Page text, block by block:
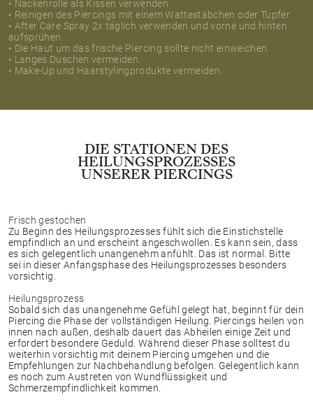
• Nackenrolle als Kissen verwenden.
• Reinigen des Piercings mit einem Wattestäbchen oder Tupfer.
• After Care Spray 2x täglich verwenden und vorne und hinten
aufsprühen.
• Die Haut um das frische Piercing sollte nicht einweichen.
• Langes Duschen vermeiden.
• Make-Up und Haarstylingprodukte vermeiden.
DIE STATIONEN DES
HEILUNGSPROZESSES
UNSERER PIERCINGS
Frisch gestochen
Zu Beginn des Heilungsprozesses fühlt sich die Einstichstelle
empfindlich an und erscheint angeschwollen. Es kann sein, dass
es sich gelegentlich unangenehm anfühlt. Das ist normal. Bitte
sei in dieser Anfangsphase des Heilungsprozesses besonders
vorsichtig.
Heilungsprozess
Sobald sich das unangenehme Gefühl gelegt hat, beginnt für dein
Piercing die Phase der vollständigen Heilung. Piercings heilen von
innen nach außen, deshalb dauert das Abheilen einige Zeit und
erfordert besondere Geduld. Während dieser Phase solltest du
weiterhin vorsichtig mit deinem Piercing umgehen und die
Empfehlungen zur Nachbehandlung befolgen. Gelegentlich kann
es noch zum Austreten von Wundflüssigkeit und
Schmerzempfindlichkeit kommen.